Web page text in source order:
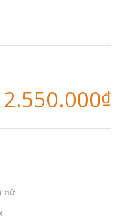
2.550.000₫
nữ